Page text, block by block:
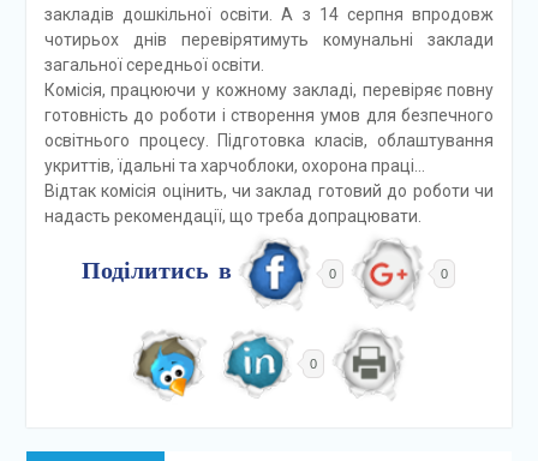
закладів дошкільної освіти. А з 14 серпня впродовж
чотирьох днів перевірятимуть комунальні заклади
загальної середньої освіти.
Комісія, працюючи у кожному закладі, перевіряє повну
готовність до роботи і створення умов для безпечного
освітнього процесу. Підготовка класів, облаштування
укриттів, їдальні та харчоблоки, охорона праці…
Відтак комісія оцінить, чи заклад готовий до роботи чи
надасть рекомендації, що треба допрацювати.
Поділитись в 0 0
0
Навігація